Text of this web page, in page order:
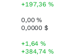
+197,36 %
0,00%
0,0000$
+1,64%
+384,74 %